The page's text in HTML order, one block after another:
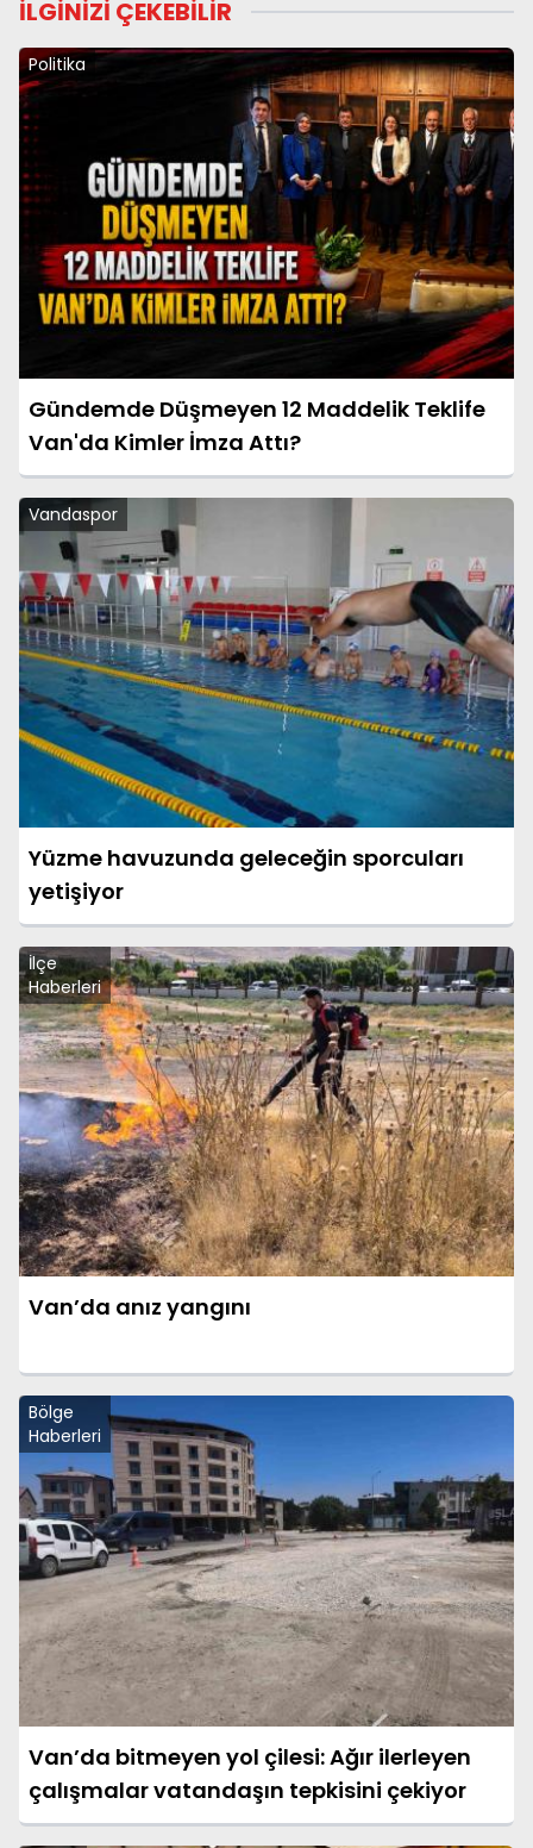
İLGİNİZİ ÇEKEBİLİR
Politika
Gündemde Düşmeyen 12 Maddelik Teklife
Van'da Kimler İmza Attı?
Vandaspor
Yüzme havuzunda geleceğin sporcuları
yetişiyor
İlçe
Haberleri
Van’da anız yangını
Bölge
Haberleri
Van’da bitmeyen yol çilesi: Ağır ilerleyen
çalışmalar vatandaşın tepkisini çekiyor